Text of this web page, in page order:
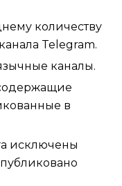
количеству
Telegram.
каналы.
в
исключены